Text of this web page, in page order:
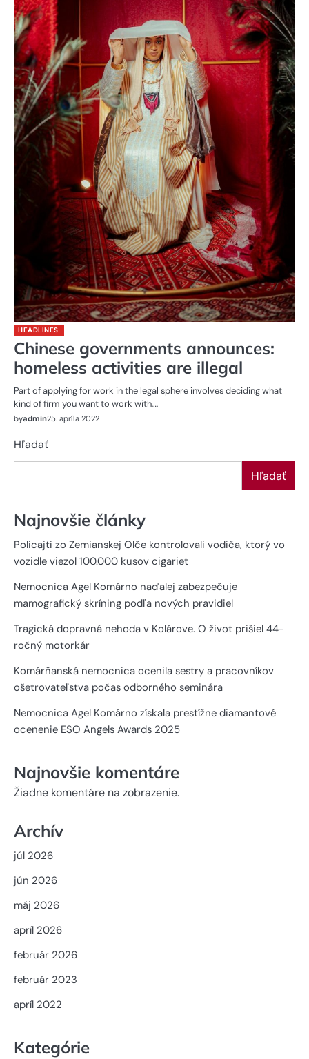
HEADLINES
Chinese governments announces:
homeless activities are illegal
Part of applying for work in the legal sphere involves deciding what
kind of firm you want to work with,…
byadmin25. apríla 2022
Hľadať
Hľadať
Najnovšie články
Policajti zo Zemianskej Olče kontrolovali vodiča, ktorý vo
vozidle viezol 100.000 kusov cigariet
Nemocnica Agel Komárno naďalej zabezpečuje
mamografický skríning podľa nových pravidiel
Tragická dopravná nehoda v Kolárove. O život prišiel 44-
ročný motorkár
Komárňanská nemocnica ocenila sestry a pracovníkov
ošetrovateľstva počas odborného seminára
Nemocnica Agel Komárno získala prestížne diamantové
ocenenie ESO Angels Awards 2025
Najnovšie komentáre
Žiadne komentáre na zobrazenie.
Archív
júl 2026
jún 2026
máj 2026
apríl 2026
február 2026
február 2023
apríl 2022
Kategórie